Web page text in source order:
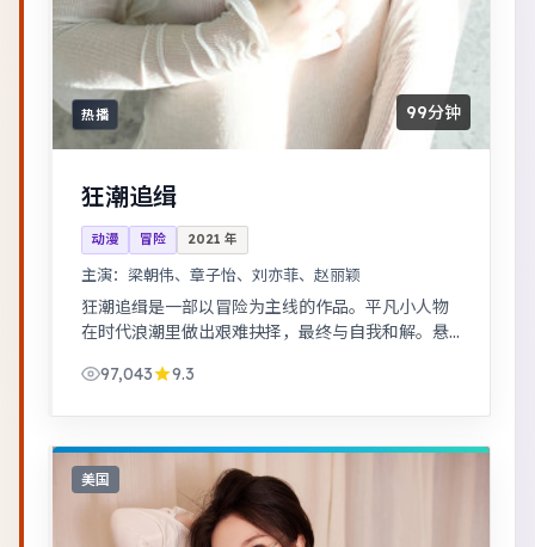
热播 99分钟
狂潮追缉
动漫 冒险 2021 年
主演： 梁朝伟、章子怡、刘亦菲、赵丽颖
狂潮追缉是一部以冒险为主线的作品。平凡小人物
在时代浪潮里做出艰难抉择，最终与自我和解。悬
料。97,043 9.3
美国